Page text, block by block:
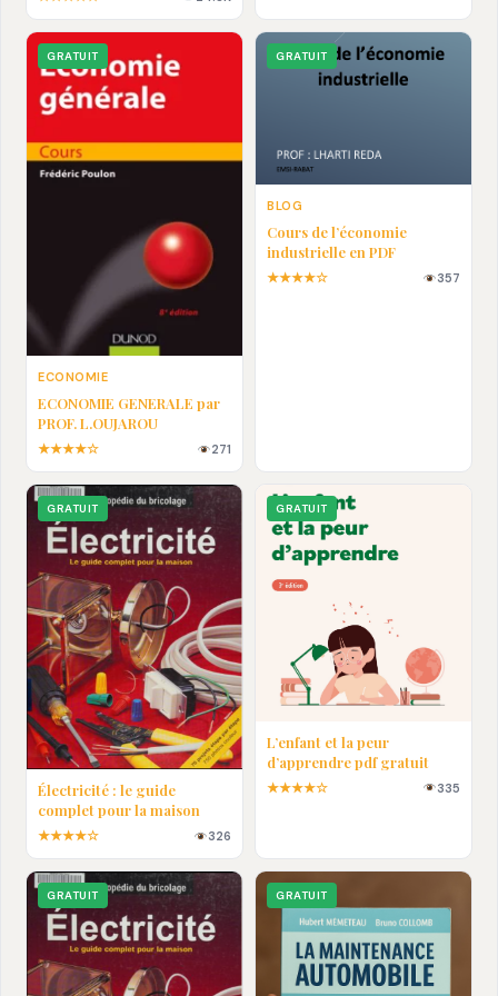
GRATUIT
ECONOMIE
ECONOMIE GENERALE par
PROF. L.OUJAROU
★★★★☆ 271
GRATUIT
BLOG
Cours de l’économie
industrielle en PDF
★★★★☆ 357
GRATUIT
Électricité : le guide
complet pour la maison
★★★★☆ 326
GRATUIT
L’enfant et la peur
d’apprendre pdf gratuit
★★★★☆ 335
GRATUIT GRATUIT